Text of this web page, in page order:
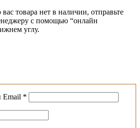
товара нет в наличии, отправьте
с помощью “онлайн
углу.
Email *